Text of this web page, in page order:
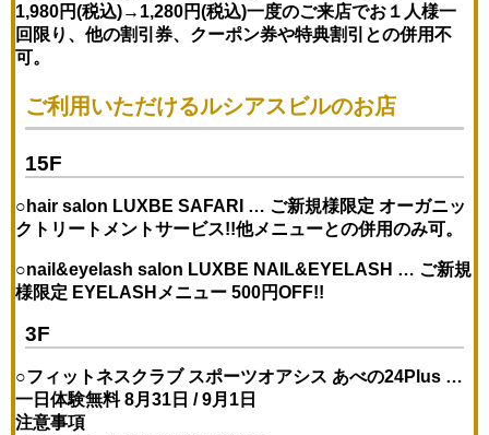
1,980円(税込)→1,280円(税込)一度のご来店でお１人様一
回限り、他の割引券、クーポン券や特典割引との併用不
可。
ご利用いただけるルシアスビルのお店
15F
○hair salon LUXBE SAFARI … ご新規様限定 オーガニッ
クトリートメントサービス!!他メニューとの併用のみ可。
○nail&eyelash salon LUXBE NAIL&EYELASH … ご新規
様限定 EYELASHメニュー 500円OFF!!
3F
○フィットネスクラブ スポーツオアシス あべの24Plus …
一日体験無料 8月31日 / 9月1日
注意事項